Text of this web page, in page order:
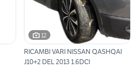
12
RICAMBI VARI NISSAN QASHQAI
J10+2 DEL 2013 1.6DCI